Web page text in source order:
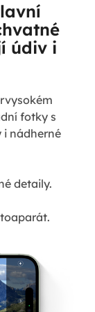
údiv i
fotky s
i nádherné
detaily.